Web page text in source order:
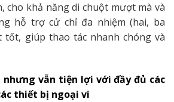
cho khả năng di chuột mượt mà và
hỗ trợ cử chỉ đa nhiệm (hai, ba
tốt, giúp thao tác nhanh chóng và
vẫn tiện lợi với đầy đủ các
thiết bị ngoại vi